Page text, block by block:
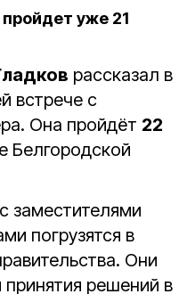
уже 21
рассказал в
встрече с
Она пройдёт 22
Белгородской
заместителями
погрузятся в
Они
решений в